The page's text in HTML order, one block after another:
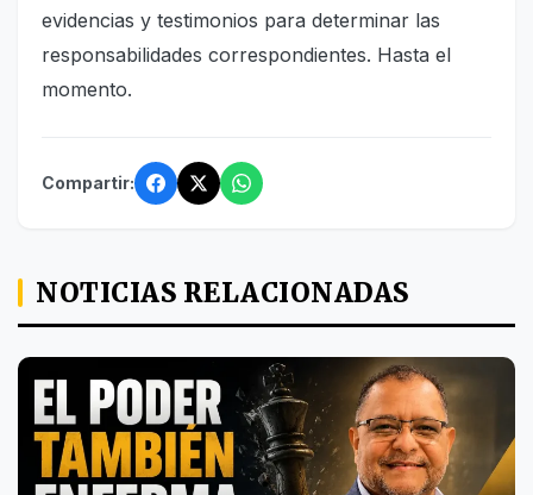
evidencias y testimonios para determinar las
responsabilidades correspondientes. Hasta el
momento.
Compartir:
NOTICIAS RELACIONADAS